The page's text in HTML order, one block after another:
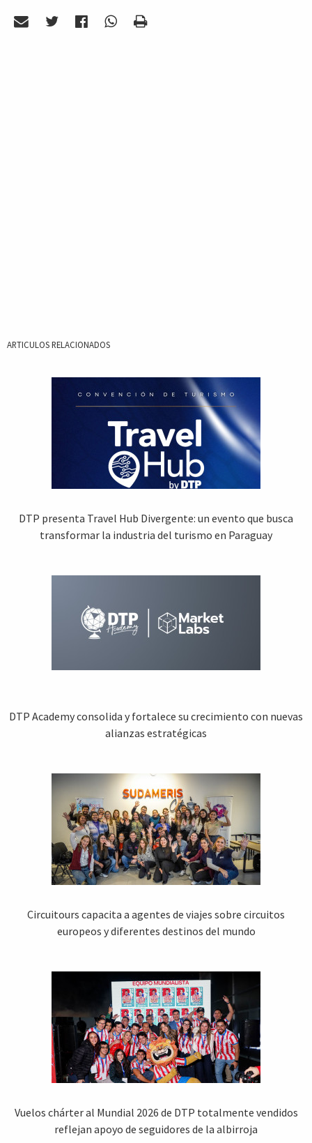
ARTICULOS RELACIONADOS
DTP presenta Travel Hub Divergente: un evento que busca
transformar la industria del turismo en Paraguay
DTP Academy consolida y fortalece su crecimiento con nuevas
alianzas estratégicas
Circuitours capacita a agentes de viajes sobre circuitos
europeos y diferentes destinos del mundo
Vuelos chárter al Mundial 2026 de DTP totalmente vendidos
reflejan apoyo de seguidores de la albirroja